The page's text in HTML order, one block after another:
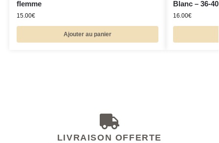
flemme
15.00€
Ajouter au panier
Blanc – 36-40
16.00€
LIVRAISON OFFERTE